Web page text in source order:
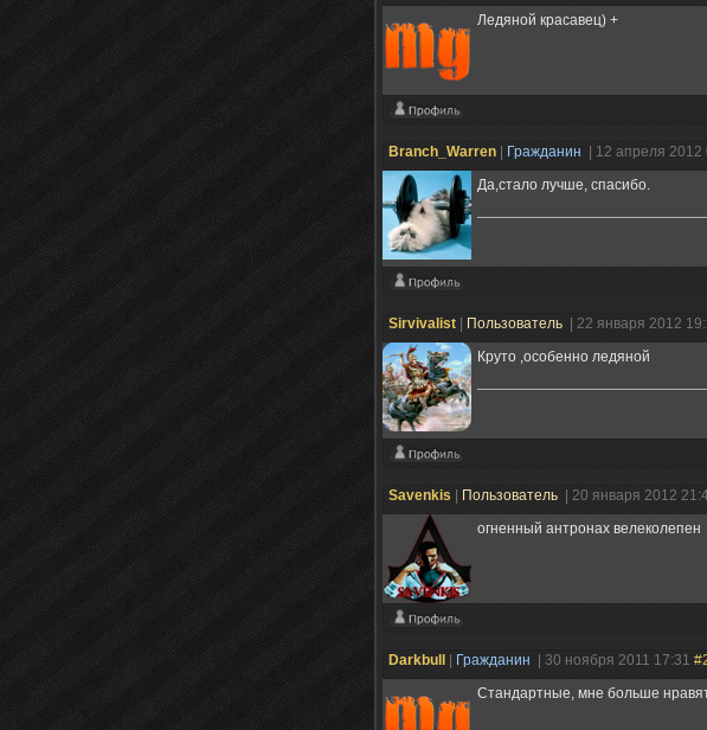
Ледяной красавец) +
Branch_Warren Гражданин | 12 апреля 2012
Да,стало лучше, спасибо.
Sirvivalist Пользователь | 22 января 2012
Круто ,особенно ледяной
Savenkis Пользователь | 20 января 2012
огненный антронах велеколепен
Darkbull Гражданин | 30 ноября 2011 17:31
Стандартные, мне больше